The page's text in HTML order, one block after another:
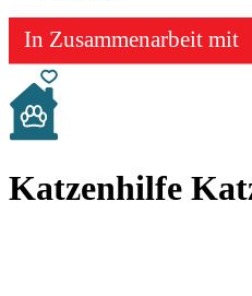
Katzenhilfe